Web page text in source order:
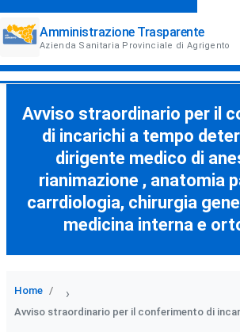
Amministrazione Trasparente
Azienda Sanitaria Provinciale di Agrigento
Avviso straordinario per il
di incarichi a tempo
dirigente medico di
rianimazione , anatomia
carrdiologia, chirurgia
medicina interna e
Home ›
Avviso straordinario per il conferimento di